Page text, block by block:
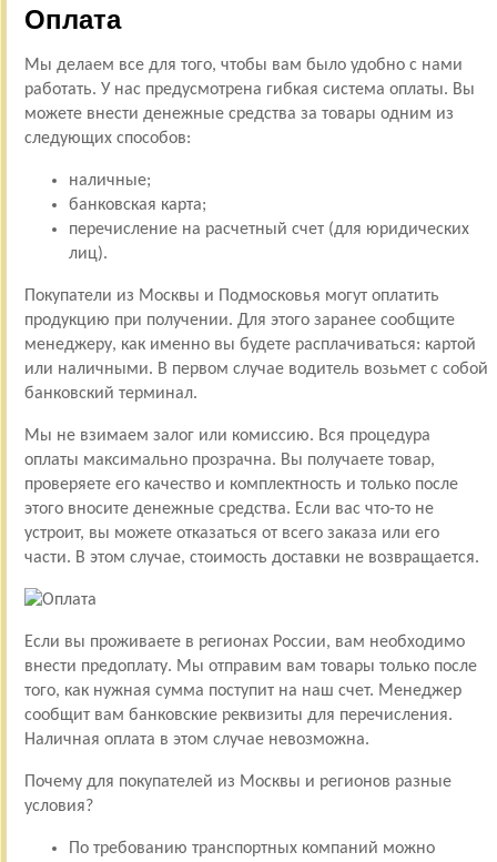
Оплата
Мы делаем все для того, чтобы вам было удобно с нами
работать. У нас предусмотрена гибкая система оплаты. Вы
можете внести денежные средства за товары одним из
следующих способов:
наличные;
банковская карта;
перечисление на расчетный счет (для юридических
лиц).
Покупатели из Москвы и Подмосковья могут оплатить
продукцию при получении. Для этого заранее сообщите
менеджеру, как именно вы будете расплачиваться: картой
или наличными. В первом случае водитель возьмет с собой
банковский терминал.
Мы не взимаем залог или комиссию. Вся процедура
оплаты максимально прозрачна. Вы получаете товар,
проверяете его качество и комплектность и только после
этого вносите денежные средства. Если вас что-то не
устроит, вы можете отказаться от всего заказа или его
части. В этом случае, стоимость доставки не возвращается.
Если вы проживаете в регионах России, вам необходимо
внести предоплату. Мы отправим вам товары только после
того, как нужная сумма поступит на наш счет. Менеджер
сообщит вам банковские реквизиты для перечисления.
Наличная оплата в этом случае невозможна.
Почему для покупателей из Москвы и регионов разные
условия?
По требованию транспортных компаний можно